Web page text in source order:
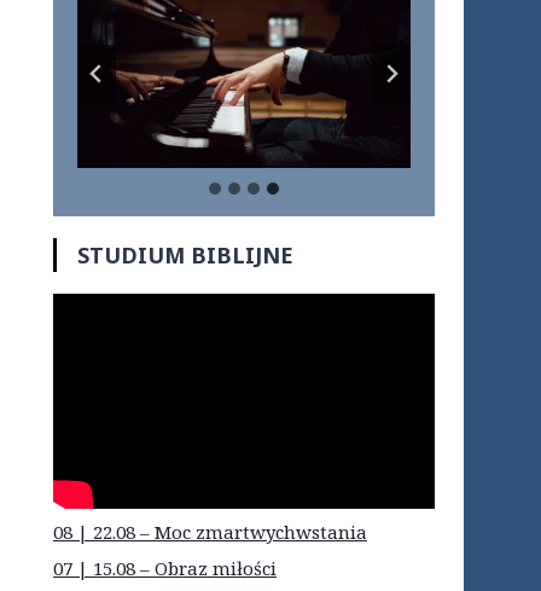
STUDIUM BIBLIJNE
08 | 22.08 – Moc zmartwychwstania
07 | 15.08 – Obraz miłości